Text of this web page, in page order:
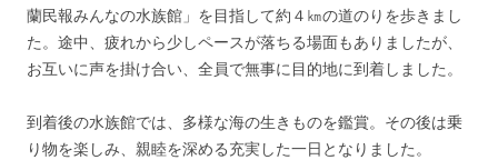
蘭民報みんなの水族館」を目指して約４㎞の道のりを歩きまし
た。途中、疲れから少しペースが落ちる場面もありましたが、
お互いに声を掛け合い、全員で無事に目的地に到着しました。
到着後の水族館では、多様な海の生きものを鑑賞。その後は乗
り物を楽しみ、親睦を深める充実した一日となりました。